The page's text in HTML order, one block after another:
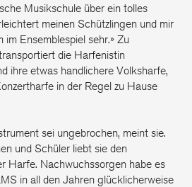
Musikschule über ein tolles
meinen Schützlingen und mir
Ensemblespiel sehr.» Zu
die Harfenistin
ihre etwas handlichere Volksharfe,
in der Regel zu Hause
sei ungebrochen, meint sie.
und Schüler liebt sie den
Harfe. Nachwuchssorgen habe es
in all den Jahren glücklicherweise